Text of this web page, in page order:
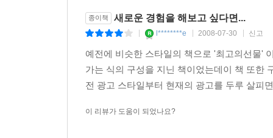
종이책 새로운 경험을 해보고 싶다면...
l********e 2008-07-30 신고
예전에 비슷한 스타일의 책으로 '최고의선물'
가는 식의 구성을 지닌 책이었는데이 책 또한
전 광고 스타일부터 현재의 광고를 두루 살피
이 리뷰가 도움이 되었나요?